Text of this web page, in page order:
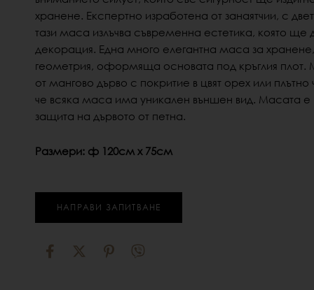
хранене. Експертно изработена от занаятчии, с
тази маса излъчва съвременна естетика, която ще
декорация. Една много елегантна маса за
геометрия, оформяща основата под кръглия плот.
от мангово дърво с покритие в цвят орех или
че всяка маса има уникален външен вид. Масата е
защита на дървото от петна.
Размери: ф 120см х 75см
НАПРАВИ ЗАПИТВАНЕ